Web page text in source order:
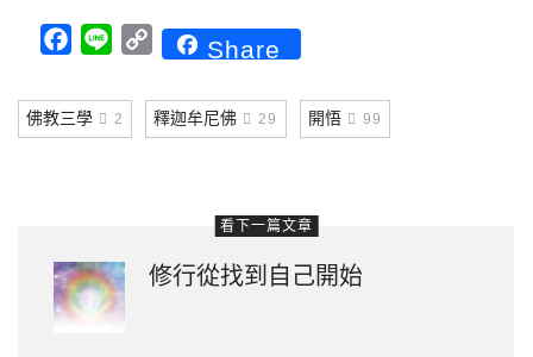
Facebook
Line CopyShare
佛教三學 2 釋迦牟尼佛 29 開悟 99
看下一篇文章
修行從找到自己開始